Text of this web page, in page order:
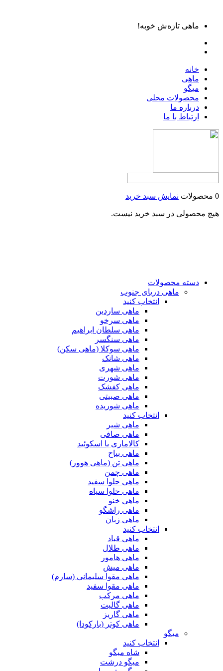
ماهی تازه‌ش خوبه!
خانه
ماهی
میگو
محصولات محلی
درباره ما
ارتباط با ما
0 محصولات نمایش سبد خرید
هیچ محصولی در سبد خرید نیست.
دسته محصولات
ماهی دریای جنوب
انتخاب کنید
ماهی ساردین
ماهی سرخو
ماهی سلطان ابراهیم
ماهی سنگسر
ماهی سوکلا (ماهی سکن)
ماهی شانک
ماهی شهری
ماهی شورت
ماهی کفشک
ماهی صبیتی
ماهی شوریده
انتخاب کنید
ماهی شیر
ماهی صافی
کالاماری یا اسکوئید
ماهی بیاح
ماهی تن (ماهی هوور)
ماهی چمن
ماهی حلوا سفید
ماهی حلوا سیاه
ماهی خنو
ماهی راشگو
ماهی زبان
انتخاب کنید
ماهی قباد
ماهی طلال
ماهی هامور
ماهی میش
ماهی مقوا سلیمانی (سارم)
ماهی مقوا سفید
ماهی مرکب
ماهی گالیت
ماهی گاریز
ماهی کوتر (بارکودا)
میگو
انتخاب کنید
شاه میگو
میگو درشت